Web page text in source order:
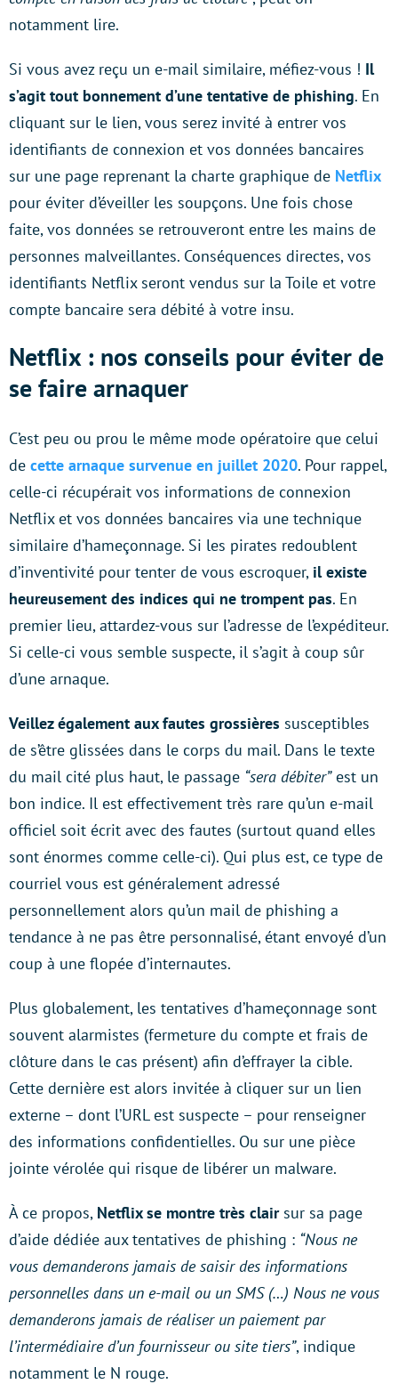
notamment lire.
Si vous avez reçu un e-mail similaire, méfiez-vous ! Il
s’agit tout bonnement d’une tentative de phishing. En
cliquant sur le lien, vous serez invité à entrer vos
identifiants de connexion et vos données bancaires
sur une page reprenant la charte graphique de Netflix
pour éviter d’éveiller les soupçons. Une fois chose
faite, vos données se retrouveront entre les mains de
personnes malveillantes. Conséquences directes, vos
identifiants Netflix seront vendus sur la Toile et votre
compte bancaire sera débité à votre insu.
Netflix : nos conseils pour éviter de
se faire arnaquer
C’est peu ou prou le même mode opératoire que celui
de cette arnaque survenue en juillet 2020. Pour rappel,
celle-ci récupérait vos informations de connexion
Netflix et vos données bancaires via une technique
similaire d’hameçonnage. Si les pirates redoublent
d’inventivité pour tenter de vous escroquer, il existe
heureusement des indices qui ne trompent pas. En
premier lieu, attardez-vous sur l’adresse de l’expéditeur.
Si celle-ci vous semble suspecte, il s’agit à coup sûr
d’une arnaque.
Veillez également aux fautes grossières susceptibles
de s’être glissées dans le corps du mail. Dans le texte
du mail cité plus haut, le passage “sera débiter”est un
bon indice. Il est effectivement très rare qu’un e-mail
officiel soit écrit avec des fautes (surtout quand elles
sont énormes comme celle-ci). Qui plus est, ce type de
courriel vous est généralement adressé
personnellement alors qu’un mail de phishing a
tendance à ne pas être personnalisé, étant envoyé d’un
coup à une flopée d’internautes.
Plus globalement, les tentatives d’hameçonnage sont
souvent alarmistes (fermeture du compte et frais de
clôture dans le cas présent) afin d’effrayer la cible.
Cette dernière est alors invitée à cliquer sur un lien
externe – dont l’URL est suspecte – pour renseigner
des informations confidentielles. Ou sur une pièce
jointe vérolée qui risque de libérer un malware.
À ce propos, Netflix se montre très clairsur sa page
d’aide dédiée aux tentatives de phishing : “Nous ne
vous demanderons jamais de saisir des informations
personnelles dans un e-mail ou un SMS (…) Nous ne vous
demanderons jamais de réaliser un paiement par
l’intermédiaire d’un fournisseur ou site tiers”, indique
notamment le N rouge.